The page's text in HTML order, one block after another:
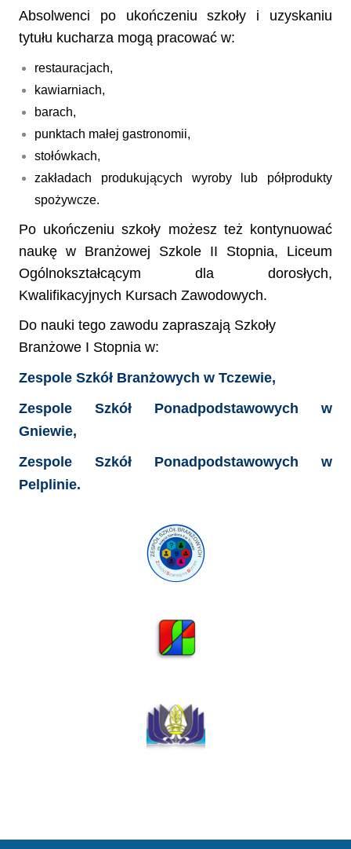
Absolwenci po ukończeniu szkoły i uzyskaniu
tytułu kucharza mogą pracować w:
restauracjach,
kawiarniach,
barach,
punktach małej gastronomii,
stołówkach,
zakładach produkujących wyroby lub półprodukty
spożywcze.
Po ukończeniu szkoły możesz też kontynuować
naukę w Branżowej Szkole II Stopnia, Liceum
Ogólnokształcącym dla dorosłych,
Kwalifikacyjnych Kursach Zawodowych.
Do naukitego zawoduzapraszają Szkoły
Branżowe I Stopnia w:
Zespole Szkół Branżowych w Tczewie,
ZespoleSzkół Ponadpodstawowych w
Gniewie,
Zespole Szkół Ponadpodstawowych w
Pelplinie.